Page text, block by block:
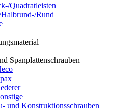
Quadratleisten
Rund
Spanplattenschrauben
und Konstruktionsschrauben